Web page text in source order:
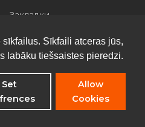
Sīkfaili atceras jūs,
labāku tiešsaistes pieredzi.
Set
Allow
Cookies
Закладки
2026 - All rights reserved
Policy